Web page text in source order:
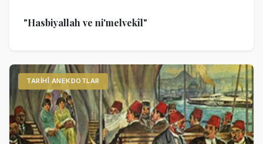
"Hasbiyallah ve ni'melvekîl"
TARIHÎ ANEKDOTLAR